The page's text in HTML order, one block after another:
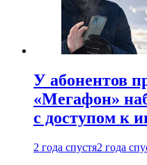
У абонентов
«Мегафон»
с доступом к
2 года спустя2 года